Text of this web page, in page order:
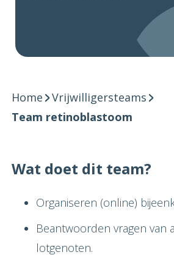
Home
Vrijwilligersteams
Team retinoblastoom
Wat doet dit team?
Organiseren (online)
Beantwoorden vragen van
lotgenoten.